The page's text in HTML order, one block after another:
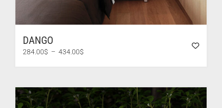
DANGO
284.00$ – 434.00$Plage
à
434.00$